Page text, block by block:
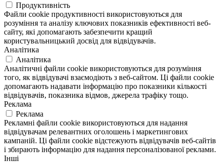
Продуктивність
Файли cookie продуктивності використовуються для
розуміння та аналізу ключових показників ефективності веб-
сайту, які допомагають забезпечити кращий
користувальницький досвід для відвідувачів.
Аналітика
Аналітика
Аналітичні файли cookie використовуються для розуміння
того, як відвідувачі взаємодіють з веб-сайтом. Ці файли cookie
допомагають надавати інформацію про показники кількості
відвідувачів, показника відмов, джерела трафіку тощо.
Реклама
Реклама
Рекламні файли cookie використовуються для надання
відвідувачам релевантних оголошень і маркетингових
кампаній. Ці файли cookie відстежують відвідувачів веб-сайтів
і збирають інформацію для надання персоналізованої реклами.
Інші